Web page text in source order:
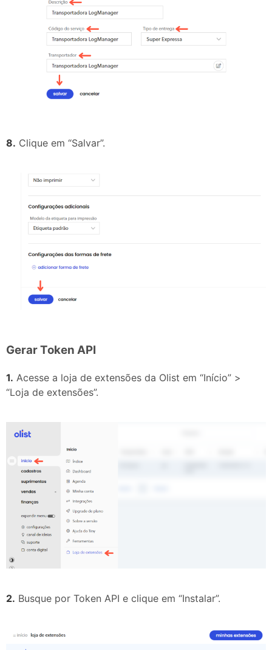
8. Clique em “Salvar”.
Gerar Token API
1. Acesse a loja de extensões da Olist em “Início” >
“Loja de extensões”.
2. Busque por Token API e clique em “Instalar”.